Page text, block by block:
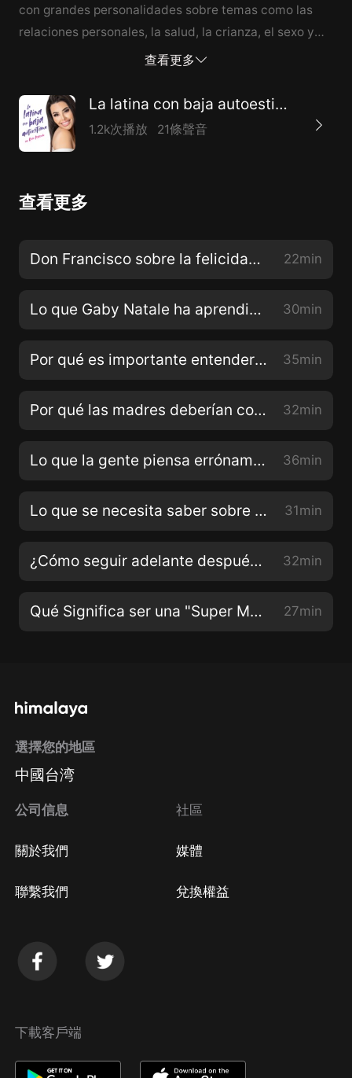
con grandes personalidades sobre temas como las
relaciones personales, la salud, la crianza, el sexo y
los retos de distintas profesiones. Rosie Mercado es
inspiración personal. Sabe lo que es enfrentar la
adversidad: abandonos, abusos y la lucha contra el
sobrepeso y un quiste cerebral, son algunos de los
completo su vida. Tanto ella como sus invitados,
ayudarán a quien lo escuche a mejorar su vida
siente atrapado, aislado o invisi...
查看更多
La latina con baja autoestima con Rosie Mercado
1.2k次播放 21條聲音
查看更多
Don Francisco sobre la felicidad, la carrera y la diferencia entre "hambre" y "apetito" 22min
Lo que Gaby Natale ha aprendido de las celebridades exitosas que ha entrevistado en su carrera 30min
Por qué es importante entender la astrología y cómo está conectada a la psicología con la Dra. Veroshk Williams 35min
Por qué las madres deberían considerar levantarse y arreglarse todos los días con Carolina Baudino 32min
Lo que la gente piensa errónamente sobre el sexo con la sexóloga Raquel Graña 36min
Lo que se necesita saber sobre la depresión posparto con la doula y la presentadora de podcast de Birthful Adriana Lozada 31min
¿Cómo seguir adelante después de la muerte de un hijo? Con la comediante Shayla Rivera 32min
Qué Significa ser una "Super Mama" con Bricia Lopez Maytorena y Paulina Lopez Velazquez 27min
選擇您的地區
中國台湾
公司信息
關於我們
聯繫我們
社區
媒體
兌換權益
下載客戶端